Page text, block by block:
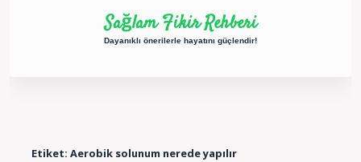
Sağlam Fikir Rehberi
Dayanıklı önerilerle hayatını güçlendir!
Etiket: Aerobik solunum nerede yapılır